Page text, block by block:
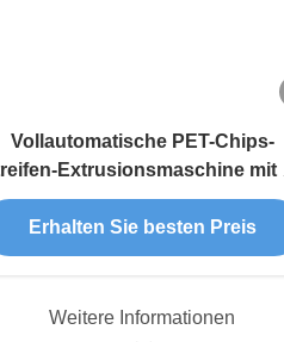
Vollautomatische PET-Chips-
Extrusionsmaschine mit
kW Heizleistung und hoher
Genauigkeit
Erhalten Sie besten Preis
Weitere Informationen